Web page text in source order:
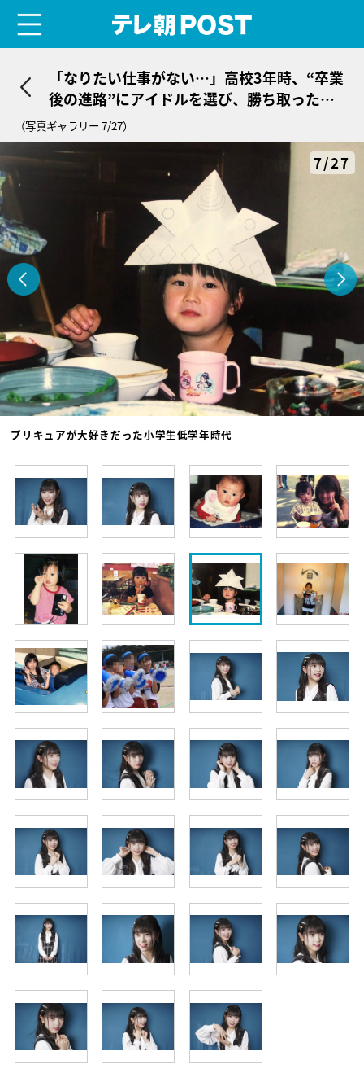
「なりたい仕事がない…」高校3年時、“卒業
後の進路”にアイドルを選び、勝ち取った少
女＜大場結女＞
（写真ギャラリー 7/27）
7/27
プリキュアが大好きだった小学生低学年時代